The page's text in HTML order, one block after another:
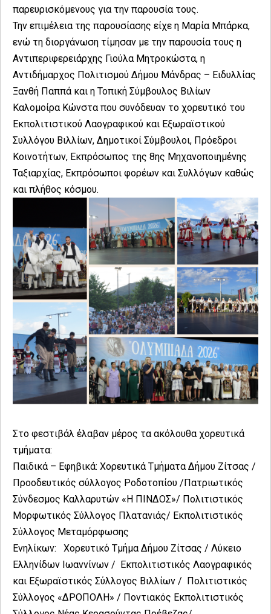
παρευρισκόμενους για την παρουσία τους.
Την επιμέλεια της παρουσίασης είχε η Μαρία Μπάρκα,
ενώ τη διοργάνωση τίμησαν με την παρουσία τους η
Αντιπεριφερειάρχης Γιούλα Μητροκώστα, η
Αντιδήμαρχος Πολιτισμού Δήμου Μάνδρας – Ειδυλλίας
Ξανθή Παππά και η Τοπική Σύμβουλος Βιλίων
Καλομοίρα Κώνστα που συνόδευαν το χορευτικό του
Εκπολιτιστικού Λαογραφικού και Εξωραϊστικού
Συλλόγου Βιλλίων, Δημοτικοί Σύμβουλοι, Πρόεδροι
Κοινοτήτων, Εκπρόσωπος της 8ης Μηχανοποιημένης
Ταξιαρχίας, Εκπρόσωποι φορέων και Συλλόγων καθώς
και πλήθος κόσμου.
Στο φεστιβάλ έλαβαν μέρος τα ακόλουθα χορευτικά
τμήματα:
Παιδικά – Εφηβικά: Χορευτικά Τμήματα Δήμου Ζίτσας /
Προοδευτικός σύλλογος Ροδοτοπίου /Πατριωτικός
Σύνδεσμος Καλλαρυτών «Η ΠΙΝΔΟΣ»/ Πολιτιστικός
Μορφωτικός Σύλλογος Πλατανιάς/ Εκπολιτιστικός
Σύλλογος Μεταμόρφωσης
Ενηλίκων: Χορευτικό Τμήμα Δήμου Ζίτσας / Λύκειο
Ελληνίδων Ιωαννίνων / Εκπολιτιστικός Λαογραφικός
και Εξωραϊστικός Σύλλογος Βιλλίων / Πολιτιστικός
Σύλλογος «ΔΡΟΠΟΛΗ» / Ποντιακός Εκπολιτιστικός